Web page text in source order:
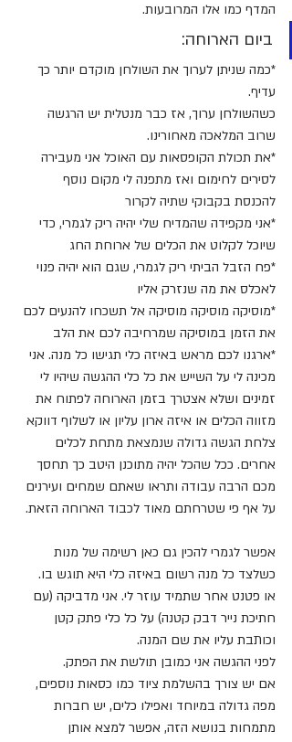
המדף כמו אלו המרובעות.
ביום הארוחה:
*כמה שניתן לערוך את השולחן מוקדם יותר כך
עדיף.
כשהשולחן ערוך, אז כבר מנטלית יש הרגשה
שרוב המלאכה מאחורינו.
*את תכולת הקופסאות עם האוכל אני מעבירה
לסירים לחימום ואז מתפנה לי מקום נוסף
להכנסת בקבוקי שתיה לקרור
*אני מקפידה שהמדיח שלי יהיה ריק לגמרי, כדי
שיוכל לקלוט את הכלים של ארוחת החג
*פח הזבל הביתי ריק לגמרי, שגם הוא יהיה פנוי
לאכלס את מה שנזרק אליו
*מוסיקה מוסיקה מוסיקה אל תשכחו להנעים לכם
את הזמן במוסיקה שמרחיבה לכם את הלב
*ארגנו לכם מראש באיזה כלי תגישו כל מנה. אני
מכינה לי על השייש את כל כלי ההגשה שיהיו לי
זמינים ושלא אצטרך בזמן הארוחה לפתוח את
מזווה הכלים או איזה ארון עליון או לשלוף דווקא
צלחת הגשה גדולה שנמצאת מתחת לכלים
אחרים. ככל שהכל יהיה מתוכנן היטב כך תחסך
מכם הרבה עבודה ותראו שאתם שמחים ועירנים
על אף פי שטרחתם מאוד לכבוד הארוחה הזאת.
אפשר לגמרי להכין גם כאן רשימה של מנות
כשלצד כל מנה רשום באיזה כלי היא תוגש בו.
או פטנט אחר שתמיד עוזר לי. אני מדביקה (עם
חתיכת נייר דבק קטנה) על כל כלי פתק קטן
וכותבת עליו את שם המנה.
לפני ההגשה אני כמובן תולשת את הפתק.
אם יש צורך בהשלמת ציוד כמו כסאות נוספים,
מפה גדולה במיוחד ואפילו כלים, יש חברות
מתמחות בנושא הזה, אפשר למצא אותן